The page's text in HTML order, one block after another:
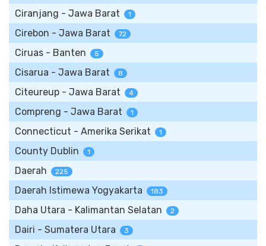
Ciranjang - Jawa Barat 1
Cirebon - Jawa Barat 72
Ciruas - Banten 5
Cisarua - Jawa Barat 8
Citeureup - Jawa Barat 4
Compreng - Jawa Barat 1
Connecticut - Amerika Serikat 1
County Dublin 1
Daerah 225
Daerah Istimewa Yogyakarta 183
Daha Utara - Kalimantan Selatan 2
Dairi - Sumatera Utara 3